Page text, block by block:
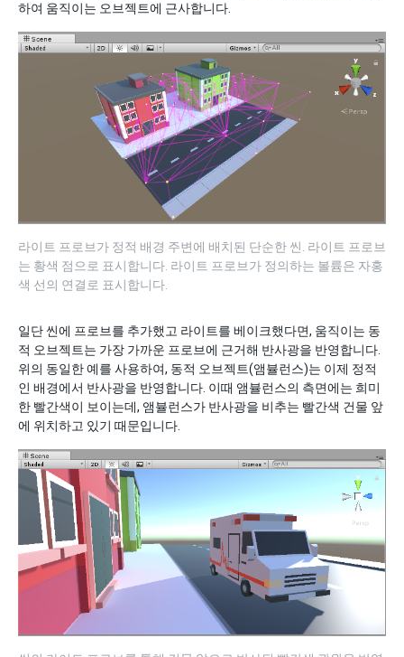
하여 움직이는 오브젝트에 근사합니다.
라이트 프로브가 정적 배경 주변에 배치된 단순한 씬. 라이트 프로브
는 황색 점으로 표시합니다. 라이트 프로브가 정의하는 볼륨은 자홍
색 선의 연결로 표시합니다.
일단 씬에 프로브를 추가했고 라이트를 베이크했다면, 움직이는 동
적 오브젝트는 가장 가까운 프로브에 근거해 반사광을 반영합니다.
위의 동일한 예를 사용하여, 동적 오브젝트(앰뷸런스)는 이제 정적
인 배경에서 반사광을 반영합니다. 이때 앰뷸런스의 측면에는 희미
한 빨간색이 보이는데, 앰뷸런스가 반사광을 비추는 빨간색 건물 앞
에 위치하고 있기 때문입니다.